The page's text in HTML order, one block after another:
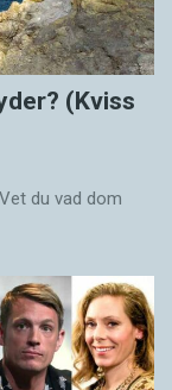
(Kviss
du vad dom